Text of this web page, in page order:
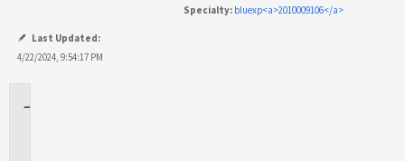
Specialty: bluexp<a>2010009106</a>
Last Updated:
4/22/2024, 9:54:17 PM